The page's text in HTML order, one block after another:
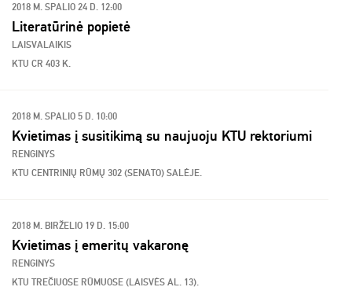
2018 M. SPALIO 24 D. 12:00
Literatūrinė popietė
LAISVALAIKIS
KTU CR 403 K.
2018 M. SPALIO 5 D. 10:00
Kvietimas į susitikimą su naujuoju KTU rektoriumi
RENGINYS
KTU CENTRINIŲ RŪMŲ 302 (SENATO) SALĖJE.
2018 M. BIRŽELIO 19 D. 15:00
Kvietimas į emeritų vakaronę
RENGINYS
KTU TREČIUOSE RŪMUOSE (LAISVĖS AL. 13).